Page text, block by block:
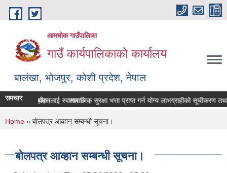
Skip to main content
आमचोक गाउँपालिका
गाउँ कार्यपालिकाको कार्यालय
बालंखा, भोजपुर, कोशी प्रदेश, नेपाल
मा यहाँहरुलाई स्वागत छ ।
समचार
पेश गर्ने सम्बन्धमा। सामाजिक सुरक्षा भत्ता प्राप्‍त गर्न योग्य लाभग्राहीको सूचीकरण
You are here
Home » बोलपत्र आव्हान सम्बन्धी सूचना।
बोलपत्र आव्हान सम्बन्धी सूचना।